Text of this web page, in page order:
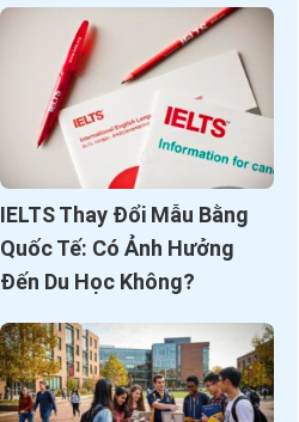
IELTS Thay Đổi Mẫu Bằng
Quốc Tế: Có Ảnh Hưởng
Đến Du Học Không?